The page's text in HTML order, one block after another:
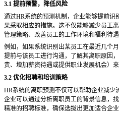
3.1 提前预警，降低风险
通过HR系统的预测机制，企业能够提前识
果采取相应的措施。这不仅能够减少员工
管理策略、改善员工的工作环境和福利待遇
例如，如果系统识别出某员工在最近几个
提前与该员工进行沟通，了解其离职原因
责、增加薪资待遇或提供职业发展机会）来
3.2 优化招聘和培训策略
HR系统的离职预测不仅可以帮助企业减少
企业可以通过分析离职员工的背景信息，
精准的招聘标准，确保选拔出更加适合企业